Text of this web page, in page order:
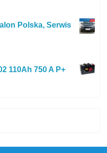
Polska, Serwis
110Ah 750 A P+